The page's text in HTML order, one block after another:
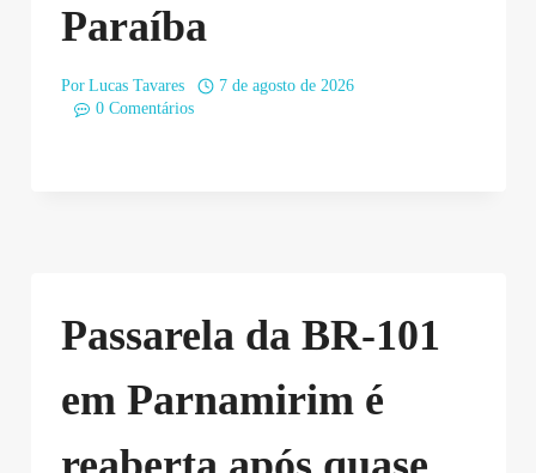
Paraíba
Por Lucas Tavares
7 de agosto de 2026
0 Comentários
Passarela da BR-101
em Parnamirim é